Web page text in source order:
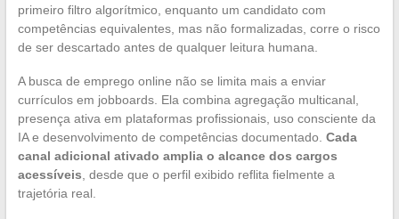
primeiro filtro algorítmico, enquanto um candidato com
competências equivalentes, mas não formalizadas, corre o risco
de ser descartado antes de qualquer leitura humana.
A busca de emprego online não se limita mais a enviar
currículos em jobboards. Ela combina agregação multicanal,
presença ativa em plataformas profissionais, uso consciente da
IA e desenvolvimento de competências documentado. Cada
canal adicional ativado amplia o alcance dos cargos
acessíveis, desde que o perfil exibido reflita fielmente a
trajetória real.